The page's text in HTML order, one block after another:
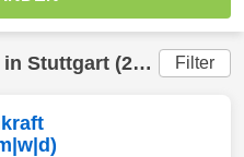
in Stuttgart (20 km) gefunden Filter